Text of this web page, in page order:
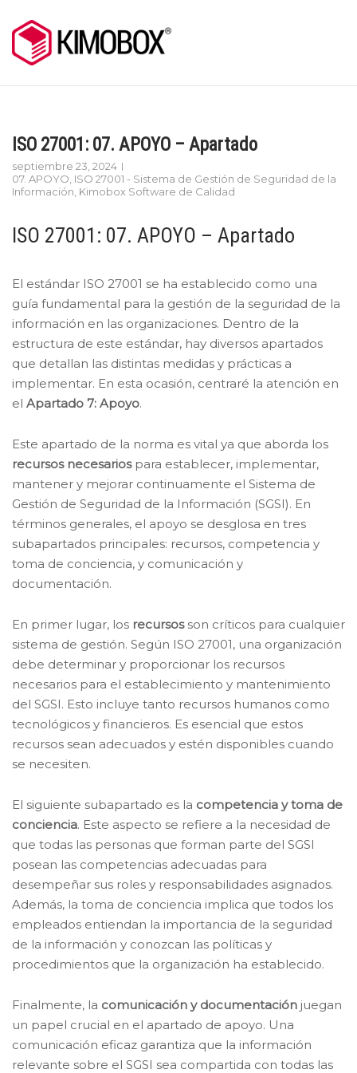
to
content
ISO 27001: 07. APOYO – Apartado
septiembre 23, 2024
07. APOYO ISO 27001 - Sistema de Gestión de Seguridad de la
Información Kimobox Software de Calidad
ISO 27001: 07. APOYO – Apartado
El estándar ISO 27001 se ha establecido como una
guía fundamental para la gestión de la seguridad de la
información en las organizaciones. Dentro de la
estructura de este estándar, hay diversos apartados
que detallan las distintas medidas y prácticas a
implementar. En esta ocasión, centraré la atención en
el Apartado 7: Apoyo.
Este apartado de la norma es vital ya que aborda los
recursos necesariospara establecer, implementar,
mantener y mejorar continuamente el Sistema de
Gestión de Seguridad de la Información (SGSI). En
términos generales, el apoyo se desglosa en tres
subapartados principales: recursos, competencia y
toma de conciencia, y comunicación y
documentación.
En primer lugar, los recursosson críticos para cualquier
sistema de gestión. Según ISO 27001, una organización
debe determinar y proporcionar los recursos
necesarios para el establecimiento y mantenimiento
del SGSI. Esto incluye tanto recursos humanos como
tecnológicos y financieros. Es esencial que estos
recursos sean adecuados y estén disponibles cuando
se necesiten.
El siguiente subapartado es la competencia y toma de
conciencia. Este aspecto se refiere a la necesidad de
que todas las personas que forman parte del SGSI
posean las competencias adecuadas para
desempeñar sus roles y responsabilidades asignados.
Además, la toma de conciencia implica que todos los
empleados entiendan la importancia de la seguridad
de la información y conozcan las políticas y
procedimientos que la organización ha establecido.
Finalmente, la comunicación y documentación juegan
un papel crucial en el apartado de apoyo. Una
comunicación eficaz garantiza que la información
relevante sobre el SGSI sea compartida con todas las